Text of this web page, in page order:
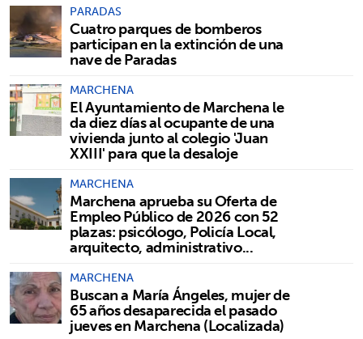
PARADAS
Cuatro parques de bomberos
participan en la extinción de una
nave de Paradas
MARCHENA
El Ayuntamiento de Marchena le
da diez días al ocupante de una
vivienda junto al colegio 'Juan
XXIII' para que la desaloje
MARCHENA
Marchena aprueba su Oferta de
Empleo Público de 2026 con 52
plazas: psicólogo, Policía Local,
arquitecto, administrativo...
MARCHENA
Buscan a María Ángeles, mujer de
65 años desaparecida el pasado
jueves en Marchena (Localizada)